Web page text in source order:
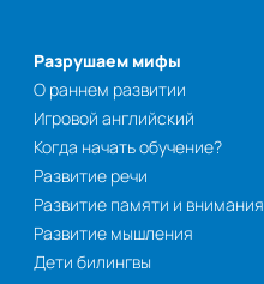
Разрушаем мифы
О раннем развитии
Игровой английский
Когда начать обучение?
Развитие речи
Развитие памяти и внимания
Развитие мышления
Дети билингвы